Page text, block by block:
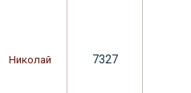
Николай 7327